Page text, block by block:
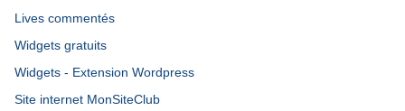
Lives commentés
Widgets gratuits
Widgets - Extension Wordpress
Site internet MonSiteClub